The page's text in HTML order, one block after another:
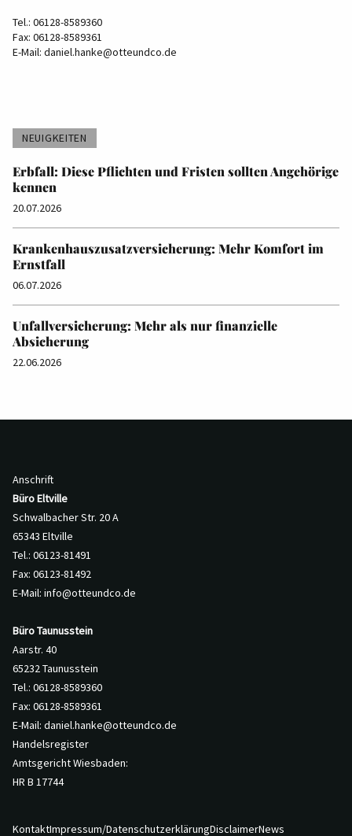
Tel.: 06128-8589360
Fax: 06128-8589361
E-Mail: daniel.hanke@otteundco.de
NEUIGKEITEN
Erbfall: Diese Pflichten und Fristen sollten Angehörige
kennen
20.07.2026
Krankenhauszusatzversicherung: Mehr Komfort im
Ernstfall
06.07.2026
Unfallversicherung: Mehr als nur finanzielle
Absicherung
22.06.2026
Anschrift
Büro Eltville
Schwalbacher Str. 20 A
65343 Eltville
Tel.: 06123-81491
Fax: 06123-81492
E-Mail: info@otteundco.de
Büro Taunusstein
Aarstr. 40
65232 Taunusstein
Tel.: 06128-8589360
Fax: 06128-8589361
E-Mail: daniel.hanke@otteundco.de
Handelsregister
Amtsgericht Wiesbaden:
HR B 17744
KontaktImpressum/DatenschutzerklärungDisclaimerNews